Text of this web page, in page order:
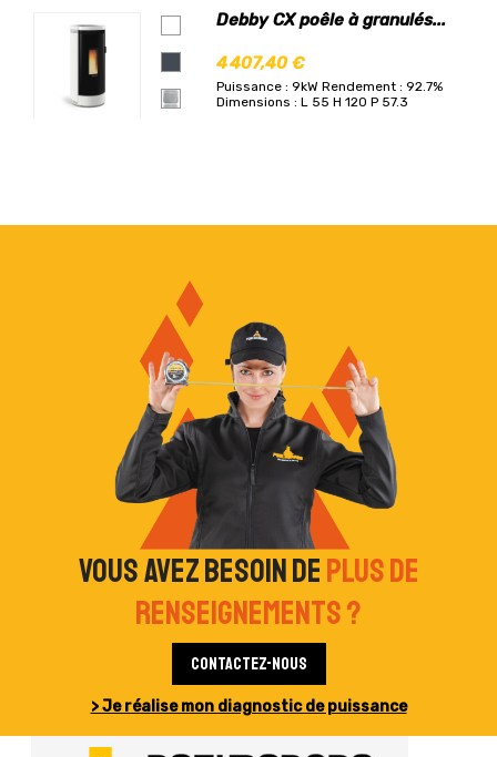
Debby CX poêle à granulés...
4 407,40 €
Puissance : 9kW Rendement : 92.7%
Dimensions : L 55 H 120 P 57.3
Vous avez besoin deplus de
renseignements ?
Contactez-nous
> Je réalise mon diagnostic de puissance